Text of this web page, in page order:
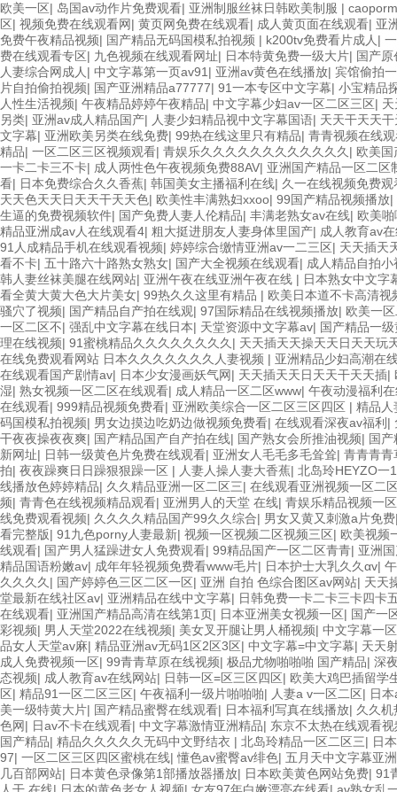
欧美一区| 岛国av动作片免费观看| 亚洲制服丝袜日韩欧美制服 |
区| 视频免费在线观看网| 黄页网免费在线观看| 成人黄页面在线观看| 亚
免费午夜精品视频| 国产精品无码国模私拍视频 | k200tv免费看片成人 |
费在线观看专区| 九色视频在线观看网址| 日本特黄免费一级大片| 国产
人妻综合网成人 | 中文字幕第一页av91 | 亚洲av黄色在线播放| 宾馆偷拍
片自拍偷拍视频| 国产亚洲精品a77777| 91一本专区中文字幕| 小宝精品
人性生活视频| 午夜精品婷婷午夜精品| 中文字幕少妇av一区二区三区|
另类| 亚洲av成人精品国产| 人妻少妇精品视中文字幕国语| 天天干天天
文字幕| 亚洲欧美另类在线免费| 99热在线这里只有精品| 青青视频在线
精品| 一区二区三区视频观看| 青娱乐久久久久久久久久久久久久 | 欧美国
一卡二卡三不卡| 成人两性色午夜视频免费88AV| 亚洲国产精品一区二区
看| 日本免费综合久久香蕉| 韩国美女主播福利在线| 久一在线视频免费观
天天色天天日天天干天天色| 欧美性丰满熟妇xxoo| 99国产精品视频播放|
生逼的免费视频软件| 国产免费人妻人伦精品| 丰满老熟女av在线| 欧美
精品亚洲成av人在线观看4| 粗大挺进朋友人妻身体里国产| 成人教育av
91人成精品手机在线观看视频| 婷婷综合缴情亚洲av一二三区| 天天插天
看不卡| 五十路六十路熟女熟女| 国产大全视频在线观看| 成人精品自拍小
韩人妻丝袜美腿在线网站| 亚洲午夜在线亚洲午夜在线 | 日本熟女中文字
看全黄大黄大色大片美女| 99热久久这里有精品 | 欧美日本道不卡高清视
骚穴了视频| 国产精品自产拍在线观| 97国际精品在线视频播放| 欧美一
一区二区不| 强乱中文字幕在线日本| 天堂资源中文字幕av| 国产精品一
理在线视频| 91蜜桃精品久久久久久久久久 | 天天插天天操天天日天天玩
在线免费观看网站 日本久久久久久久久人妻视频 | 亚洲精品少妇高潮在
在线观看国产剧情av| 日本少女漫画妖气网| 天天插天天日天天干天天插|
湿| 熟女视频一区二区在线观看| 成人精品一区二区www| 午夜动漫福利
在线观看| 999精品视频免费看| 亚洲欧美综合一区二区三区四区 | 精品人
码国模私拍视频| 男女边摸边吃奶边做视频免费看| 在线观看深夜av福利 |
干夜夜操夜夜爽| 国产精品国产自产拍在线| 国产熟女会所推油视频| 国
新网址| 日韩一级黄色片免费在线观看| 亚洲女人毛毛多毛耸耸| 青青青青
拍| 夜夜躁爽日日躁狠狠躁一区 | 人妻人操人妻大香蕉| 北岛玲HEYZO一
线播放色婷婷精品| 久久精品亚洲一区二区三| 在线观看亚洲视频一区二
频| 青青色在线视频精品观看| 亚洲男人的天堂 在线| 青娱乐精品视频一
线免费观看视频| 久久久久精品国产99久久综合| 男女又黄又刺激a片免费
看完整版| 91九色porny人妻最新| 视频一区视频二区视频三区| 欧美视频
线观看| 国产男人猛躁进女人免费观看| 99精品国产一区二区青青| 亚洲
精品国语粉嫩av| 成年年轻视频免费看www毛片| 日本护士大乳久久αv|
久久久久 | 国产婷婷色三区二区一区| 亚洲 自拍 色综合图区av网站| 天天
堂最新在线社区av| 亚洲精品在线中文字幕| 日韩免费一卡二卡三卡四卡
在线观看| 亚洲国产精品高清在线第1页| 日本亚洲美女视频一区| 国产一
彩视频| 男人天堂2022在线视频| 美女叉开腿让男人桶视频| 中文字幕一
品女人天堂av麻| 精品亚洲av无码1区2区3区| 中文字幕=中文字幕| 天天
成人免费视频一区| 99青青草原在线视频| 极品尤物啪啪啪 国产精品| 深
态视频| 成人教育av在线网站| 日韩一区=区三区四区| 欧美大鸡巴插留学
区| 精品91一区二区三区| 午夜福利一级片啪啪啪| 人妻a v一区二区| 日
美一级特黄大片| 国产精品蜜臀在线观看| 日本福利写真在线播放| 久久
色网| 日av不卡在线观看| 中文字幕激情亚洲精品| 东京不太热在线观看视
国产精品| 精品久久久久久无码中文野结衣 | 北岛玲精品一区二区三| 日
97| 一区二区三区四区蜜桃在线|懂色av蜜臀av绯色| 五月天中文字幕亚洲
几百部网站| 日本黄色录像第1部播放器播放| 日本欧美黄色网站免费| 91